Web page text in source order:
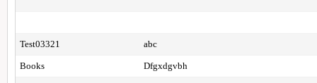
Test03321 abc
Books Dfgxdgvbh